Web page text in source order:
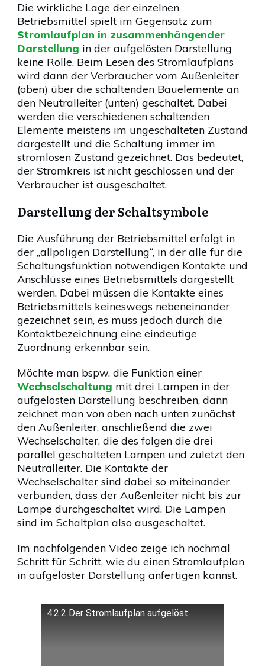
Die wirkliche Lage der einzelnen
Betriebsmittel spielt im Gegensatz zum
Stromlaufplan in zusammenhängender
Darstellung in der aufgelösten Darstellung
keine Rolle. Beim Lesen des Stromlaufplans
wird dann der Verbraucher vom Außenleiter
(oben) über die schaltenden Bauelemente an
den Neutralleiter (unten) geschaltet. Dabei
werden die verschiedenen schaltenden
Elemente meistens im ungeschalteten Zustand
dargestellt und die Schaltung immer im
stromlosen Zustand gezeichnet. Das bedeutet,
der Stromkreis ist nicht geschlossen und der
Verbraucher ist ausgeschaltet.
Darstellung der Schaltsymbole
Die Ausführung der Betriebsmittel erfolgt in
der „allpoligen Darstellung“, in der alle für die
Schaltungsfunktion notwendigen Kontakte und
Anschlüsse eines Betriebsmittels dargestellt
werden. Dabei müssen die Kontakte eines
Betriebsmittels keineswegs nebeneinander
gezeichnet sein, es muss jedoch durch die
Kontaktbezeichnung eine eindeutige
Zuordnung erkennbar sein.
Möchte man bspw. die Funktion einer
Wechselschaltung mit drei Lampen in der
aufgelösten Darstellung beschreiben, dann
zeichnet man von oben nach unten zunächst
den Außenleiter, anschließend die zwei
Wechselschalter, die des folgen die drei
parallel geschalteten Lampen und zuletzt den
Neutralleiter. Die Kontakte der
Wechselschalter sind dabei so miteinander
verbunden, dass der Außenleiter nicht bis zur
Lampe durchgeschaltet wird. Die Lampen
sind im Schaltplan also ausgeschaltet.
Im nachfolgenden Video zeige ich nochmal
Schritt für Schritt, wie du einen Stromlaufplan
in aufgelöster Darstellung anfertigen kannst.
4.2.2 Der Stromlaufplan aufgelöst